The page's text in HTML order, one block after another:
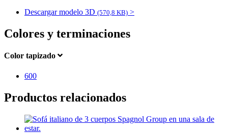
Descargar modelo 3D (570,8 KB) >
Colores y terminaciones
Color tapizado
600
Productos relacionados